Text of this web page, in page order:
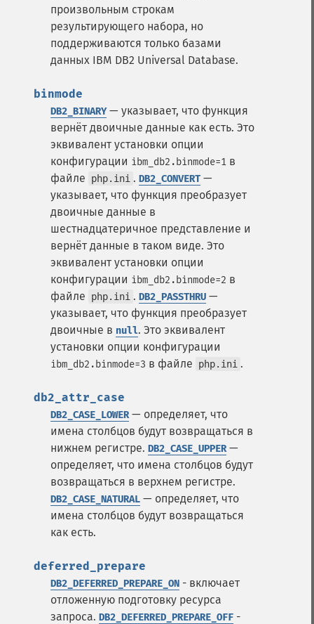
произвольным строкам
результирующего набора, но
поддерживаются только базами
данных IBM DB2 Universal Database.
binmode
DB2_BINARY— указывает, что функция
вернёт двоичные данные как есть. Это
эквивалент установки опции
конфигурации ibm_db2.binmode=1 в
файле
php.ini . DB2_CONVERT —
указывает, что функция преобразует
двоичные данные в
шестнадцатеричное представление и
вернёт данные в таком виде. Это
эквивалент установки опции
конфигурации ibm_db2.binmode=2 в
файле
php.ini . DB2_PASSTHRU —
указывает, что функция преобразует
двоичные в null. Это эквивалент
установки опции конфигурации
ibm_db2.binmode=3 в файле php.ini .
db2_attr_case
DB2_CASE_LOWER— определяет, что
имена столбцов будут возвращаться в
нижнем регистре. DB2_CASE_UPPER—
определяет, что имена столбцов будут
возвращаться в верхнем регистре.
DB2_CASE_NATURAL — определяет, что
имена столбцов будут возвращаться
как есть.
deferred_prepare
DB2_DEFERRED_PREPARE_ON - включает
отложенную подготовку ресурса
запроса. DB2_DEFERRED_PREPARE_OFF -